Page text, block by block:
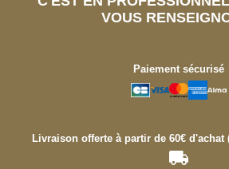
VOUS
Paiement sécurisé
Livraison offerte à partir de 60€ d'achat